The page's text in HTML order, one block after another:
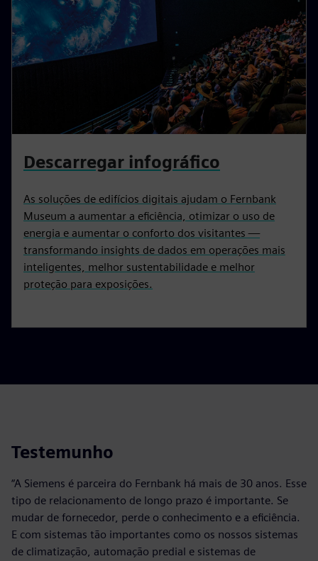
Descarregar infográfico
As soluções de edifícios digitais ajudam o Fernbank
Museum a aumentar a eficiência, otimizar o uso de
energia e aumentar o conforto dos visitantes —
transformando insights de dados em operações mais
inteligentes, melhor sustentabilidade e melhor
proteção para exposições.
Testemunho
“A Siemens é parceira do Fernbank há mais de 30 anos. Esse
tipo de relacionamento de longo prazo é importante. Se
mudar de fornecedor, perde o conhecimento e a eficiência.
E com sistemas tão importantes como os nossos sistemas
de climatização, automação predial e sistemas de